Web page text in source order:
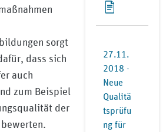
sorgt
dass sich
auch
zum Beispiel
der
27.11.
2018 -
Neue
Qualitä
tsprüfu
ng für